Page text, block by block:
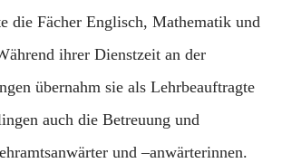
die Fächer Englisch, Mathematik und
ihrer Dienstzeit an der
übernahm sie als Lehrbeauftragte
auch die Betreuung und
und –anwärterinnen.